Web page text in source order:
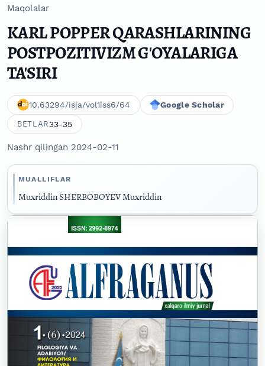
Maqolalar
KARL POPPER QARASHLARINING
POSTPOZITIVIZM G'OYALARIGA
TA'SIRI
10.63294/isja/vol1iss6/64 Google Scholar
BETLAR33-35
Nashr qilingan 2024-02-11
MUALLIFLAR
Muxriddin SHERBOBOYEV Muxriddin